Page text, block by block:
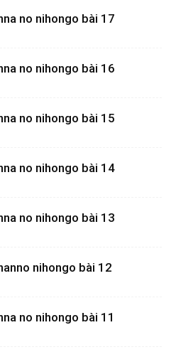
no nihongo bài 17
no nihongo bài 16
no nihongo bài 15
no nihongo bài 14
no nihongo bài 13
nihongo bài 12
no nihongo bài 11